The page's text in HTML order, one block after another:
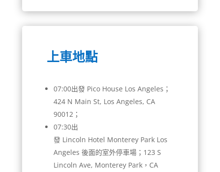
上車地點
07:00出發 Pico House Los Angeles；
424 N Main St, Los Angeles, CA
90012；
07:30出
發 Lincoln Hotel Monterey Park Los
Angeles 後面的室外停車場；123 S
Lincoln Ave, Monterey Park，CA